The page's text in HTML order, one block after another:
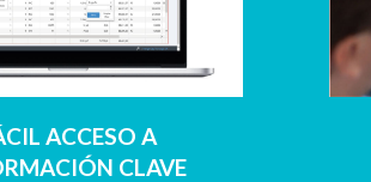
ACCESO A
CLAVE